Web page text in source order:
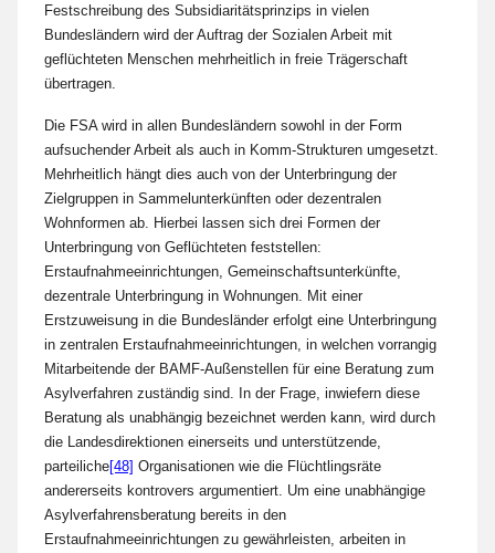
Festschreibung des Subsidiaritätsprinzips in vielen
Bundesländern wird der Auftrag der Sozialen Arbeit mit
geflüchteten Menschen mehrheitlich in freie Trägerschaft
übertragen.
Die FSA wird in allen Bundesländern sowohl in der Form
aufsuchender Arbeit als auch in Komm-Strukturen umgesetzt.
Mehrheitlich hängt dies auch von der Unterbringung der
Zielgruppen in Sammelunterkünften oder dezentralen
Wohnformen ab. Hierbei lassen sich drei Formen der
Unterbringung von Geflüchteten feststellen:
Erstaufnahmeeinrichtungen, Gemeinschaftsunterkünfte,
dezentrale Unterbringung in Wohnungen. Mit einer
Erstzuweisung in die Bundesländer erfolgt eine Unterbringung
in zentralen Erstaufnahmeeinrichtungen, in welchen vorrangig
Mitarbeitende der BAMF-Außenstellen für eine Beratung zum
Asylverfahren zuständig sind. In der Frage, inwiefern diese
Beratung als unabhängig bezeichnet werden kann, wird durch
die Landesdirektionen einerseits und unterstützende,
parteiliche[48] Organisationen wie die Flüchtlingsräte
andererseits kontrovers argumentiert. Um eine unabhängige
Asylverfahrensberatung bereits in den
Erstaufnahmeeinrichtungen zu gewährleisten, arbeiten in